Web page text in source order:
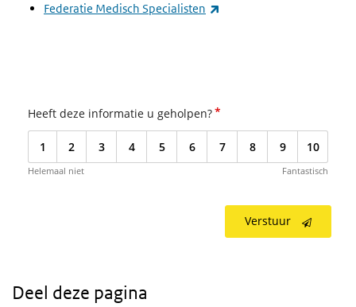
Federatie Medisch Specialisten
Heeft deze informatie u geholpen?*
1 2 3 4 5 6 7 8 9 10
Helemaal niet Fantastisch
Verstuur
Deel deze pagina